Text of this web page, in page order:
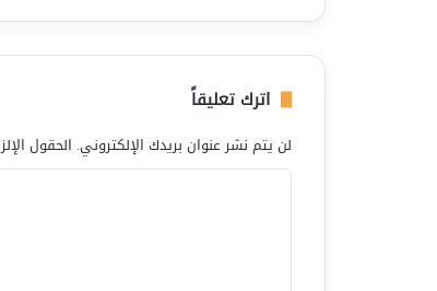
اترك تعليقاً
لن يتم نشر عنوان بريدك الإلكتروني. الحقول